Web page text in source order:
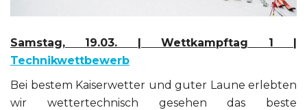
Samstag, 19.03. | Wettkampftag 1 |
Technikwettbewerb
Bei bestem Kaiserwetter und guter Laune erlebten
wir wettertechnisch gesehen das beste